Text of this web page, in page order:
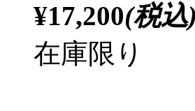
¥17,200(税込)
在庫限り